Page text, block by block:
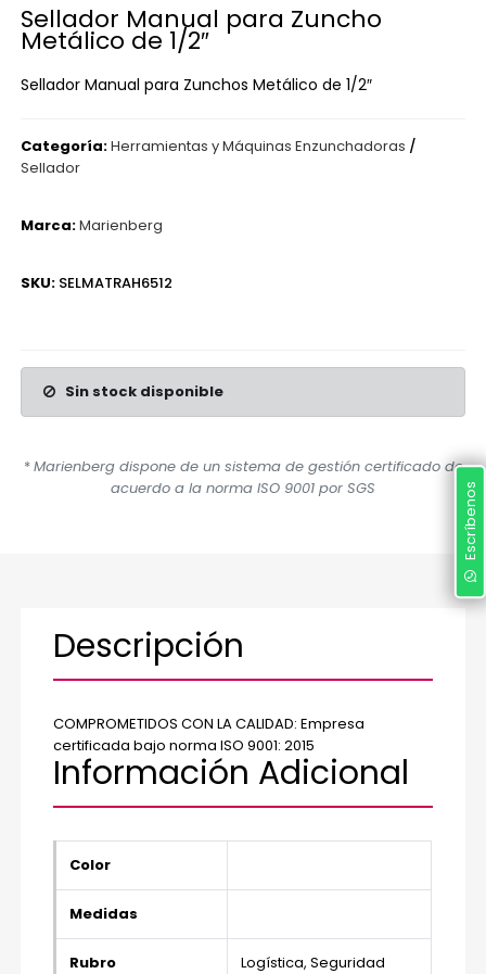
Sellador Manual para Zuncho
Metálico de 1/2″
Sellador Manual para Zunchos Metálico de 1/2″
Categoría:Herramientas y Máquinas Enzunchadoras /
Sellador
Marca:Marienberg
SKU: SELMATRAH6512
Sin stock disponible
*Marienberg dispone de un sistema de gestión certificado de
acuerdo a la norma ISO 9001 por SGS
Descripción
COMPROMETIDOS CON LA CALIDAD: Empresa
certificada bajo norma ISO 9001: 2015
Información Adicional
Color
Medidas
Rubro Logística, Seguridad
Escríbenos